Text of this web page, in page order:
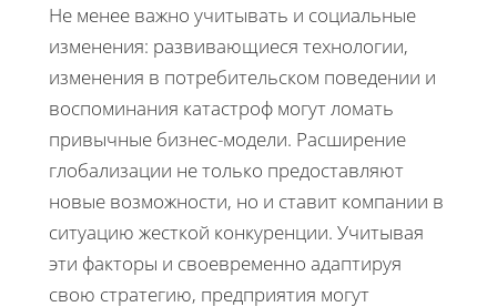
Не менее важно учитывать и социальные
изменения: развивающиеся технологии,
изменения в потребительском поведении и
воспоминания катастроф могут ломать
привычные бизнес-модели. Расширение
глобализации не только предоставляют
новые возможности, но и ставит компании в
ситуацию жесткой конкуренции. Учитывая
эти факторы и своевременно адаптируя
свою стратегию, предприятия могут